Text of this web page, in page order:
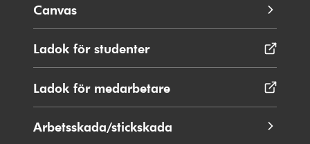
Canvas
Ladok för studenterÖppnas
i
fönster
Ladok för medarbetare
i
fönster
Arbetsskada/stickskada